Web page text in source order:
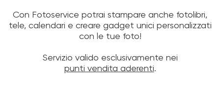
Con Fotoservice potrai stampare anche fotolibri,
tele, calendari e creare gadget unici personalizzati
con le tue foto!
Servizio valido esclusivamente nei
punti vendita aderenti.